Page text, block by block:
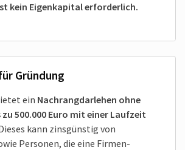
kein Eigenkapital erforderlich.
Gründung
ein Nachrang­darlehen ohne
zu 500.000 Euro mit einer Laufzeit
kann zins­günstig von
Personen, die eine Firmen­